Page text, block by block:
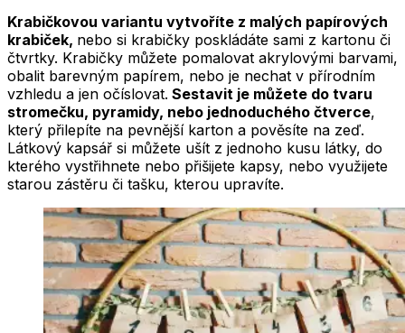
Krabičkovou variantu vytvoříte z malých papírových
krabiček, nebo si krabičky poskládáte sami z kartonu či
čtvrtky. Krabičky můžete pomalovat akrylovými barvami,
obalit barevným papírem, nebo je nechat v přírodním
vzhledu a jen očíslovat. Sestavit je můžete do tvaru
stromečku, pyramidy, nebo jednoduchého čtverce,
který přilepíte na pevnější karton a pověsíte na zeď.
Látkový kapsář si můžete ušít z jednoho kusu látky, do
kterého vystřihnete nebo přišijete kapsy, nebo využijete
starou zástěru či tašku, kterou upravíte.